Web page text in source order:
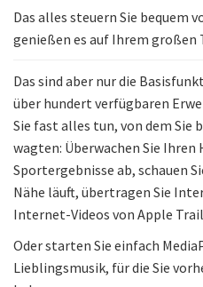
Das alles steuern Sie bequem
genießen es auf Ihrem großen
Das sind aber nur die
über hundert verfügbaren
Sie fast alles tun, von dem Sie
wagten: Überwachen Sie Ihren
Sportergebnisse ab, schauen
Nähe läuft, übertragen Sie
Internet-Videos von Apple
Oder starten Sie einfach
Lieblingsmusik, für die Sie